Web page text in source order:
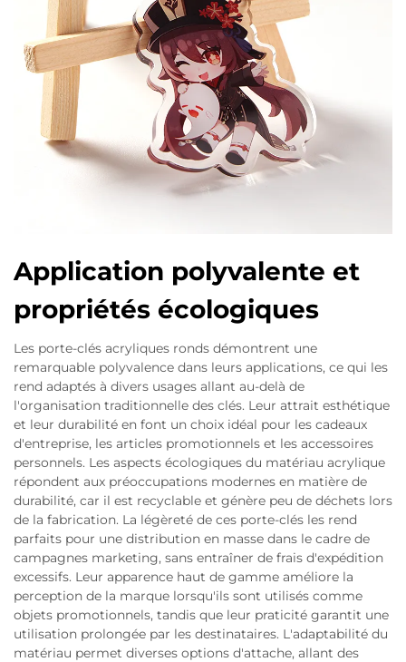
Application polyvalente et
propriétés écologiques
Les porte-clés acryliques ronds démontrent une
remarquable polyvalence dans leurs applications, ce qui les
rend adaptés à divers usages allant au-delà de
l'organisation traditionnelle des clés. Leur attrait esthétique
et leur durabilité en font un choix idéal pour les cadeaux
d'entreprise, les articles promotionnels et les accessoires
personnels. Les aspects écologiques du matériau acrylique
répondent aux préoccupations modernes en matière de
durabilité, car il est recyclable et génère peu de déchets lors
de la fabrication. La légèreté de ces porte-clés les rend
parfaits pour une distribution en masse dans le cadre de
campagnes marketing, sans entraîner de frais d'expédition
excessifs. Leur apparence haut de gamme améliore la
perception de la marque lorsqu'ils sont utilisés comme
objets promotionnels, tandis que leur praticité garantit une
utilisation prolongée par les destinataires. L'adaptabilité du
matériau permet diverses options d'attache, allant des